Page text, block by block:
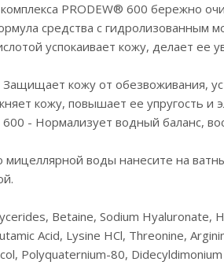
PRODEW® 600 бережно
средства с гидролизованным
успокаивает кожу, делает ее
кожу от обезвоживания,
кожу, повышает ее упругость и
- Нормализует водный баланс,
воды нанесите на
Betaine, Sodium Hyaluronate,
Acid, Lysine HCl, Threonine,
Polyquaternium-80,